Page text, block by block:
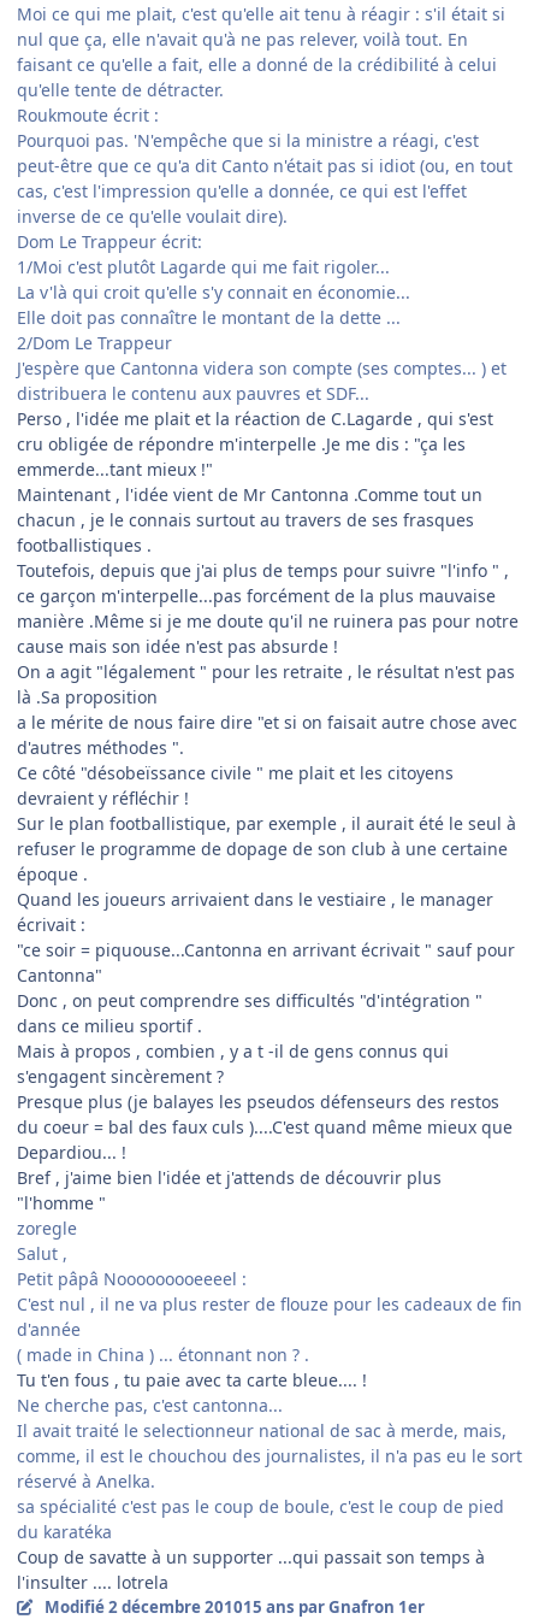
Moi ce qui me plait, c'est qu'elle ait tenu à réagir : s'il était si
nul que ça, elle n'avait qu'à ne pas relever, voilà tout. En
faisant ce qu'elle a fait, elle a donné de la crédibilité à celui
qu'elle tente de détracter.
Roukmoute écrit :
Pourquoi pas. 'N'empêche que si la ministre a réagi, c'est
peut-être que ce qu'a dit Canto n'était pas si idiot (ou, en tout
cas, c'est l'impression qu'elle a donnée, ce qui est l'effet
inverse de ce qu'elle voulait dire).
Dom Le Trappeur écrit:
1/Moi c'est plutôt Lagarde qui me fait rigoler...
La v'là qui croit qu'elle s'y connait en économie...
Elle doit pas connaître le montant de la dette ...
2/Dom Le Trappeur
J'espère que Cantonna videra son compte (ses comptes... ) et
distribuera le contenu aux pauvres et SDF...
Perso , l'idée me plait et la réaction de C.Lagarde , qui s'est
cru obligée de répondre m'interpelle .Je me dis : "ça les
emmerde...tant mieux !"
Maintenant , l'idée vient de Mr Cantonna .Comme tout un
chacun , je le connais surtout au travers de ses frasques
footballistiques .
Toutefois, depuis que j'ai plus de temps pour suivre "l'info " ,
ce garçon m'interpelle...pas forcément de la plus mauvaise
manière .Même si je me doute qu'il ne ruinera pas pour notre
cause mais son idée n'est pas absurde !
On a agit "légalement " pour les retraite , le résultat n'est pas
là .Sa proposition
a le mérite de nous faire dire "et si on faisait autre chose avec
d'autres méthodes ".
Ce côté "désobeïssance civile " me plait et les citoyens
devraient y réfléchir !
Sur le plan footballistique, par exemple , il aurait été le seul à
refuser le programme de dopage de son club à une certaine
époque .
Quand les joueurs arrivaient dans le vestiaire , le manager
écrivait :
"ce soir = piquouse...Cantonna en arrivant écrivait " sauf pour
Cantonna"
Donc , on peut comprendre ses difficultés "d'intégration "
dans ce milieu sportif .
Mais à propos , combien , y a t -il de gens connus qui
s'engagent sincèrement ?
Presque plus (je balayes les pseudos défenseurs des restos
du coeur = bal des faux culs )....C'est quand même mieux que
Depardiou... !
Bref , j'aime bien l'idée et j'attends de découvrir plus
"l'homme "
zoregle
Salut ,
Petit pâpâ Nooooooooeeeel :
C'est nul , il ne va plus rester de flouze pour les cadeaux de fin
d'année
( made in China ) ... étonnant non ? .
Tu t'en fous , tu paie avec ta carte bleue.... !
Ne cherche pas, c'est cantonna...
Il avait traité le selectionneur national de sac à merde, mais,
comme, il est le chouchou des journalistes, il n'a pas eu le sort
réservé à Anelka.
sa spécialité c'est pas le coup de boule, c'est le coup de pied
du karatéka
Coup de savatte à un supporter ...qui passait son temps à
l'insulter .... lotrela
Modifié2 décembre 201015 ans par Gnafron 1er